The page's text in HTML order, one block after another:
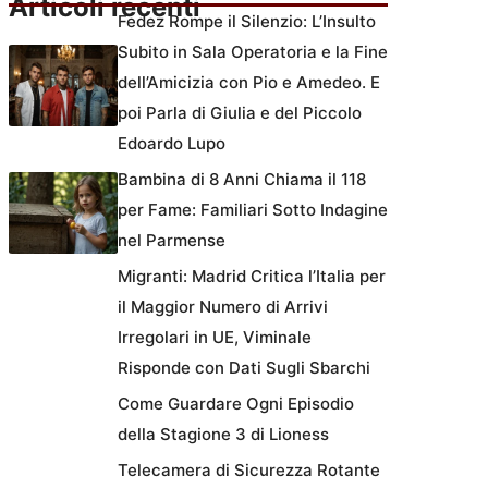
Articoli recentiFedez Rompe il Silenzio: L’Insulto
Subito in Sala Operatoria e la Fine
dell’Amicizia con Pio e Amedeo. E
poi Parla di Giulia e del Piccolo
Edoardo Lupo
Bambina di 8 Anni Chiama il 118
per Fame: Familiari Sotto Indagine
nel Parmense
Migranti: Madrid Critica l’Italia per
il Maggior Numero di Arrivi
Irregolari in UE, Viminale
Risponde con Dati Sugli Sbarchi
Come Guardare Ogni Episodio
della Stagione 3 di Lioness
Telecamera di Sicurezza Rotante